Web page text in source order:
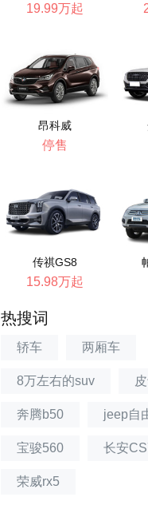
19.99万起
昂科威
停售
传祺GS8
15.98万起
热搜词
轿车 两厢车
8万左右的suv
奔腾b50 jeep自
宝骏560 长安
荣威rx5